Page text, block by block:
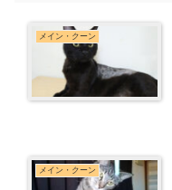
メイン・クーン
メイン・クーン